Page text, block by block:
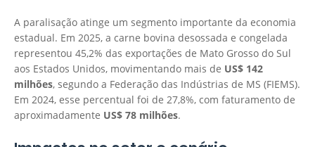
A paralisação atinge um segmento importante da economia
estadual. Em 2025, a carne bovina desossada e congelada
representou 45,2% das exportações de Mato Grosso do Sul
aos Estados Unidos, movimentando mais de US$ 142
milhões, segundo a Federação das Indústrias de MS (FIEMS).
Em 2024, esse percentual foi de 27,8%, com faturamento de
aproximadamente US$ 78 milhões.